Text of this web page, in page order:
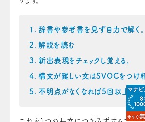
辞書や参考書を見ず自力で解く。
解説を読む
新出表現をチェックし覚える。
構文が難しい文はSVOCをつけ精
不明点がなくなれば5回以上音読